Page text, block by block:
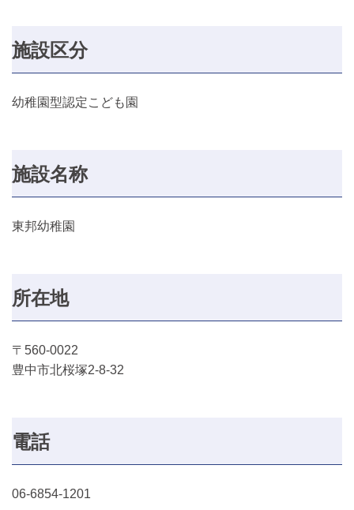
施設区分
幼稚園型認定こども園
施設名称
東邦幼稚園
所在地
〒560-0022
豊中市北桜塚2-8-32
電話
06-6854-1201